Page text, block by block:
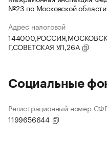
№23 по Московской области
Адрес налоговой
Г,СОВЕТСКАЯ УЛ,26А
Социальные
Регистрационный номер
1199656644